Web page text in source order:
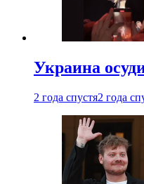
Украина
2 года спустя2 года